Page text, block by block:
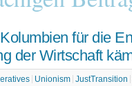
für die
der Wirtschaft
Unionism JustTransition